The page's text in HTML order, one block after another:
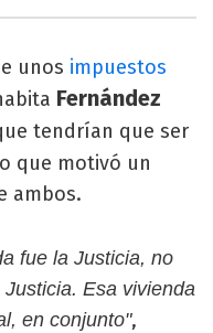
unos impuestos
Fernández
tendrían que ser
que motivó un
ambos.
fue la Justicia, no
Esa vivienda
en conjunto",